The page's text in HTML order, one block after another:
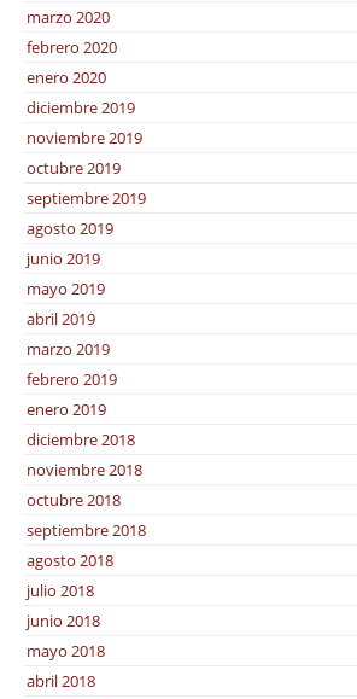
marzo 2020
febrero 2020
enero 2020
diciembre 2019
noviembre 2019
octubre 2019
septiembre 2019
agosto 2019
junio 2019
mayo 2019
abril 2019
marzo 2019
febrero 2019
enero 2019
diciembre 2018
noviembre 2018
octubre 2018
septiembre 2018
agosto 2018
julio 2018
junio 2018
mayo 2018
abril 2018